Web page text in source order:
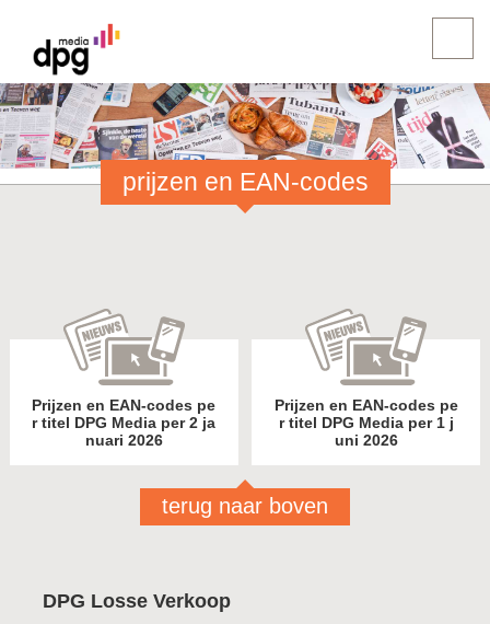
prijzen en EAN-codes
Prijzen en EAN-codes pe
r titel DPG Media per 2 ja
nuari 2026
Prijzen en EAN-codes pe
r titel DPG Media per 1 j
uni 2026
terug naar boven
DPG Losse Verkoop